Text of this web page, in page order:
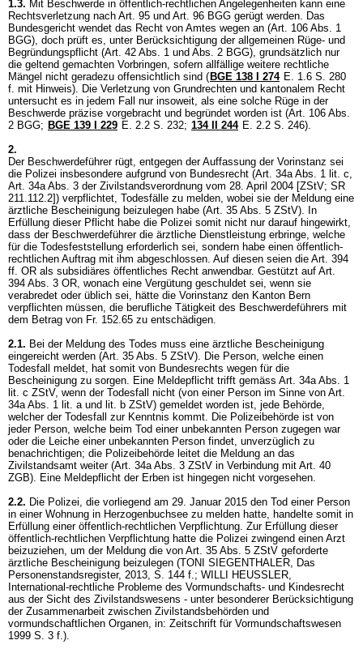
1.3. Mit Beschwerde in öffentlich-rechtlichen Angelegenheiten kann eine
Rechtsverletzung nach Art. 95 und Art. 96 BGG gerügt werden. Das
Bundesgericht wendet das Recht von Amtes wegen an (Art. 106 Abs. 1
BGG), doch prüft es, unter Berücksichtigung der allgemeinen Rüge- und
Begründungspflicht (Art. 42 Abs. 1 und Abs. 2 BGG), grundsätzlich nur
die geltend gemachten Vorbringen, sofern allfällige weitere rechtliche
Mängel nicht geradezu offensichtlich sind ( BGE 138 I 274 E. 1.6 S. 280
f. mit Hinweis). Die Verletzung von Grundrechten und kantonalem Recht
untersucht es in jedem Fall nur insoweit, als eine solche Rüge in der
Beschwerde präzise vorgebracht und begründet worden ist (Art. 106 Abs.
2 BGG; BGE 139 I 229 E. 2.2 S. 232; 134 II 244 E. 2.2 S. 246).
2.
Der Beschwerdeführer rügt, entgegen der Auffassung der Vorinstanz sei
die Polizei insbesondere aufgrund von Bundesrecht (Art. 34a Abs. 1 lit. c,
Art. 34a Abs. 3 der Zivilstandsverordnung vom 28. April 2004 [ZStV; SR
211.112.2]) verpflichtet, Todesfälle zu melden, wobei sie der Meldung eine
ärztliche Bescheinigung beizulegen habe (Art. 35 Abs. 5 ZStV). In
Erfüllung dieser Pflicht habe die Polizei somit nicht nur darauf hingewirkt,
dass der Beschwerdeführer die ärztliche Dienstleistung erbringe, welche
für die Todesfeststellung erforderlich sei, sondern habe einen öffentlich-
rechtlichen Auftrag mit ihm abgeschlossen. Auf diesen seien die Art. 394
ff. OR als subsidiäres öffentliches Recht anwendbar. Gestützt auf Art.
394 Abs. 3 OR, wonach eine Vergütung geschuldet sei, wenn sie
verabredet oder üblich sei, hätte die Vorinstanz den Kanton Bern
verpflichten müssen, die berufliche Tätigkeit des Beschwerdeführers mit
dem Betrag von Fr. 152.65 zu entschädigen.
2.1. Bei der Meldung des Todes muss eine ärztliche Bescheinigung
eingereicht werden (Art. 35 Abs. 5 ZStV). Die Person, welche einen
Todesfall meldet, hat somit von Bundesrechts wegen für die
Bescheinigung zu sorgen. Eine Meldepflicht trifft gemäss Art. 34a Abs. 1
lit. c ZStV, wenn der Todesfall nicht (von einer Person im Sinne von Art.
34a Abs. 1 lit. a und lit. b ZStV) gemeldet worden ist, jede Behörde,
welcher der Todesfall zur Kenntnis kommt. Die Polizeibehörde ist von
jeder Person, welche beim Tod einer unbekannten Person zugegen war
oder die Leiche einer unbekannten Person findet, unverzüglich zu
benachrichtigen; die Polizeibehörde leitet die Meldung an das
Zivilstandsamt weiter (Art. 34a Abs. 3 ZStV in Verbindung mit Art. 40
ZGB). Eine Meldepflicht der Erben ist hingegen nicht vorgesehen.
2.2. Die Polizei, die vorliegend am 29. Januar 2015 den Tod einer Person
in einer Wohnung in Herzogenbuchsee zu melden hatte, handelte somit in
Erfüllung einer öffentlich-rechtlichen Verpflichtung. Zur Erfüllung dieser
öffentlich-rechtlichen Verpflichtung hatte die Polizei zwingend einen Arzt
beizuziehen, um der Meldung die von Art. 35 Abs. 5 ZStV geforderte
ärztliche Bescheinigung beizulegen (TONI SIEGENTHALER, Das
Personenstandsregister, 2013, S. 144 f.; WILLI HEUSSLER,
International-rechtliche Probleme des Vormundschafts- und Kindesrecht
aus der Sicht des Zivilstandswesens - unter besonderer Berücksichtigung
der Zusammenarbeit zwischen Zivilstandsbehörden und
vormundschaftlichen Organen, in: Zeitschrift für Vormundschaftswesen
1999 S. 3 f.).